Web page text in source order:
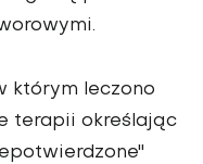
którym leczono
terapii określając